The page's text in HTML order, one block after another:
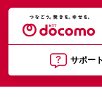
サポート